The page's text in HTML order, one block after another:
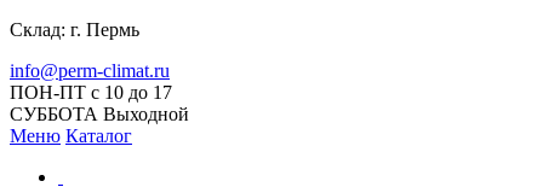
Склад: г. Пермь
info@perm-climat.ru
ПОН-ПТ с 10 до 17
СУББОТА Выходной
Меню Каталог